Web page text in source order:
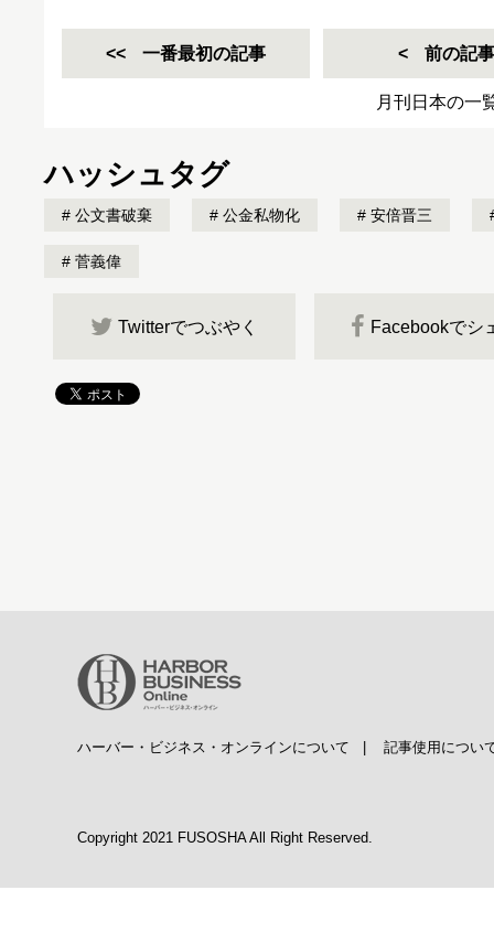
一番最初の記事 前の記事
月刊日本の一
ハッシュタグ
公文書破棄 公金私物化 安倍晋三
菅義偉
Twitterでつぶやく Facebookでシ
ハーバー・ビジネス・オンラインについて 記事使用につい
Copyright 2021 FUSOSHA All Right Reserved.